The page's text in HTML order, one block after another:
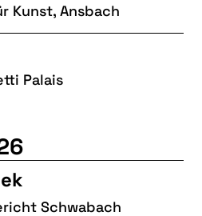
Kunst, Ansbach
Palais
Schwabach